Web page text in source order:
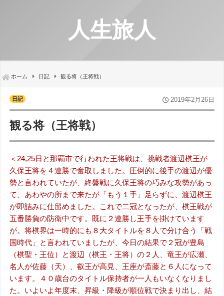
人生旅人
ホーム 日記 観る将（王将戦）
日記 2019年2月26日
観る将（王将戦）
＜24,25日と那覇市で行われた王将戦は、挑戦者渡辺棋王が
久保王将を４連勝で奮取しました。圧倒的に後手の渡辺が優
勢と言われていたが、終盤戦に久保王将の巧みな攻勢があっ
て、あわやの所まで来たが「もう１手」足らずに、渡辺棋王
が即詰みに仕留めました。これで二冠となったが、棋王戦が
五番勝負の防衛中です。既に２連勝し王手を掛けています
が。将棋界は一時的にも８大タイトルを８人で分け合う「戦
国時代」と言われていましたが、今日の結果で２冠が豊島
（棋聖・王位）と渡辺（棋王・王将）の２人、竜王が広瀬、
名人が佐藤（天）、叡王が高見、王座が斎藤と６人になって
います。４０歳台のタイトル保持者が一人もいなくなりまし
た。いよいよ年度末、昇級・降級が順位戦で決まり出し、結